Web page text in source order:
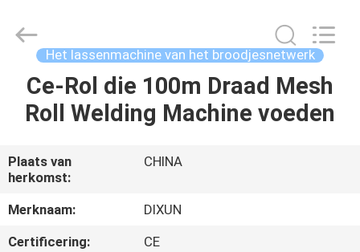
HUIS
VR
TOON
Mesh
Products
Reserved.
Het lassenmachine van het broodjesnetwerk
Ce-Rol die 100m Draad Mesh
Roll Welding Machine voeden
Plaats van
herkomst:
CHINA
Merknaam:
DIXUN
Certificering:
CE